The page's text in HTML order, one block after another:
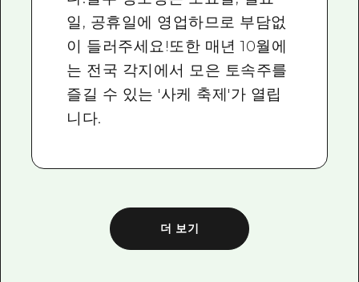
일, 공휴일에 영업하므로 부담없
이 들러주세요!또한 매년 10월에
는 전국 각지에서 모은 토속주를
즐길 수 있는 '사케 축제'가 열립
니다.
더 보기